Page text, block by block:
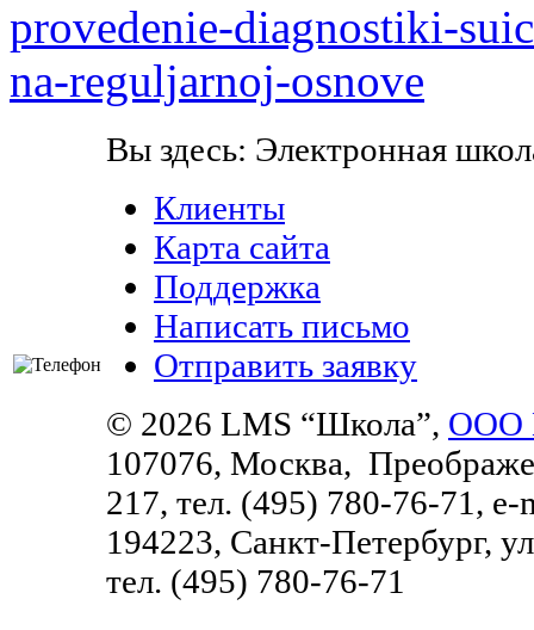
provedenie-diagnostiki-
na-reguljarnoj-osnove
Вы здесь: Электронная
Клиенты
Карта сайта
Поддержка
Написать письмо
Отправить заявку
© 2026 LMS “Школа”, ООО
107076, Москва,
217, тел. (495) 780-76-71,
194223, Санкт-Петербург,
тел. (495) 780-76-71